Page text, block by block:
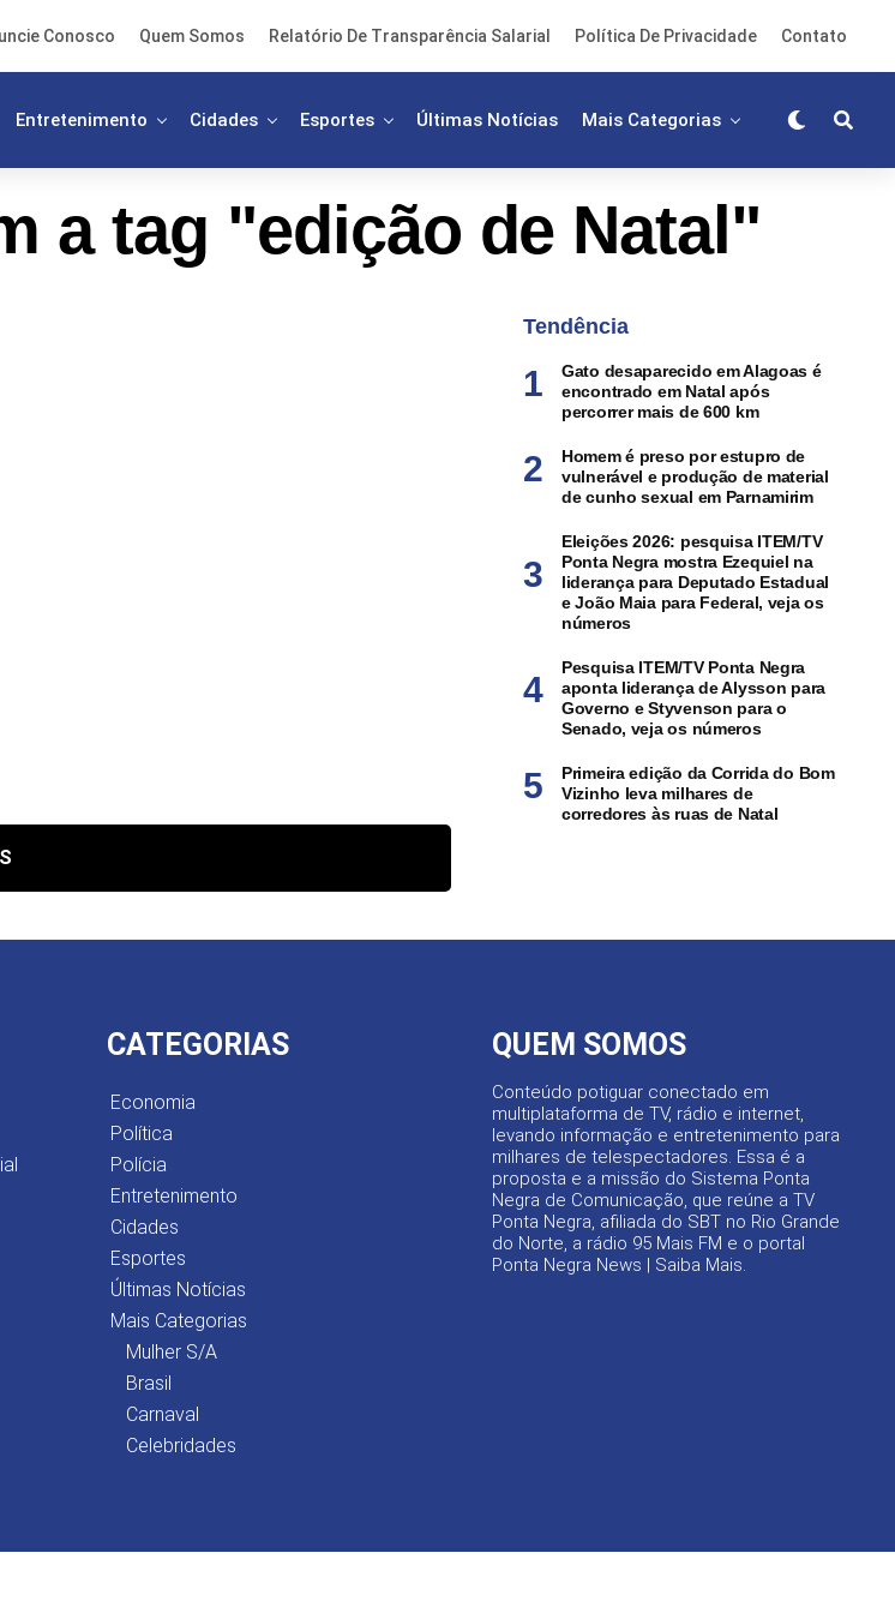
Conosco Quem Somos Relatório De Transparência Salarial Política De Privacidade Contato
Entretenimento Cidades Esportes Últimas Notícias Mais Categorias
a tag "edição de Natal"
Tendência
Gato desaparecido em Alagoas é
encontrado em Natal após
percorrer mais de 600 km
Homem é preso por estupro de
vulnerável e produção de material
de cunho sexual em Parnamirim
Eleições 2026: pesquisa ITEM/TV
Ponta Negra mostra Ezequiel na
liderança para Deputado Estadual
e João Maia para Federal, veja os
números
Pesquisa ITEM/TV Ponta Negra
aponta liderança de Alysson para
Governo e Styvenson para o
Senado, veja os números
Primeira edição da Corrida do Bom
Vizinho leva milhares de
corredores às ruas de Natal
CATEGORIAS
Economia
Política
Polícia
Entretenimento
Cidades
Esportes
Últimas Notícias
Mais Categorias
Mulher S/A
Brasil
Carnaval
Celebridades
QUEM SOMOS
Conteúdo potiguar conectado em
multiplataforma de TV, rádio e internet,
levando informação e entretenimento para
milhares de telespectadores. Essa é a
proposta e a missão do Sistema Ponta
Negra de Comunicação, que reúne a TV
Ponta Negra, afiliada do SBT no Rio Grande
do Norte, a rádio 95 Mais FM e o portal
Ponta Negra News | Saiba Mais.